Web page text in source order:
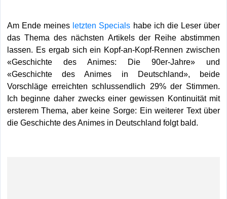
Am Ende meines letzten Specials habe ich die Leser über
das Thema des nächsten Artikels der Reihe abstimmen
lassen. Es ergab sich ein Kopf-an-Kopf-Rennen zwischen
«Geschichte des Animes: Die 90er-Jahre» und
«Geschichte des Animes in Deutschland», beide
Vorschläge erreichten schlussendlich 29% der Stimmen.
Ich beginne daher zwecks einer gewissen Kontinuität mit
ersterem Thema, aber keine Sorge: Ein weiterer Text über
die Geschichte des Animes in Deutschland folgt bald.